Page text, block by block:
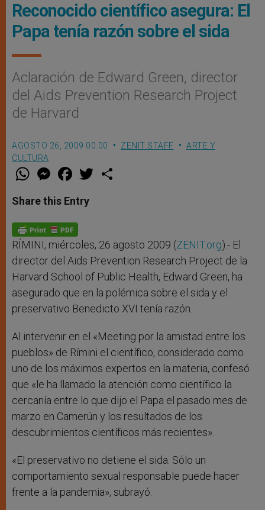
Reconocido científico asegura: El
Papa tenía razón sobre el sida
Aclaración de Edward Green, director
del Aids Prevention Research Project
de Harvard
AGOSTO 26, 2009 00:00 ZENIT STAFF
ARTE Y
CULTURA
W
t
s
p
p
M
e
s
e
g
e
r
F
a
e
b
o
k
w
Share this Entry
RÍMINI, miércoles, 26 agosto 2009 (ZENIT.org).- El
director del Aids Prevention Research Project de la
Harvard School of Public Health, Edward Green, ha
asegurado que en la polémica sobre el sida y el
preservativo Benedicto XVI tenía razón.
Al intervenir en el «Meeting por la amistad entre los
pueblos» de Rímini el científico, considerado como
uno de los máximos expertos en la materia, confesó
que «le ha llamado la atención como científico la
cercanía entre lo que dijo el Papa el pasado mes de
marzo en Camerún y los resultados de los
descubrimientos científicos más recientes».
«El preservativo no detiene el sida. Sólo un
comportamiento sexual responsable puede hacer
frente a la pandemia», subrayó.